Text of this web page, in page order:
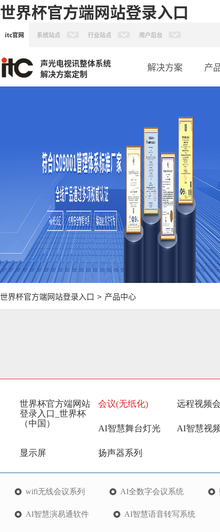
世界杯官方端网站登录入口
itc官网 系统站点 行业站点 用户后台
声光电视讯整体系统
解决方案定制
解决方案 产
世界杯官方端网站登录入口 > 产品中心
世界杯官方端网站
登录入口_世界杯
（中国）
会议(无纸化) 远程视频
AI智慧舞台灯光 AI智慧视
显示屏 扬声器系列
wifi无线会议系列 AI全数字会议系统
AI智慧演易通软件 AI智慧语音转写系统